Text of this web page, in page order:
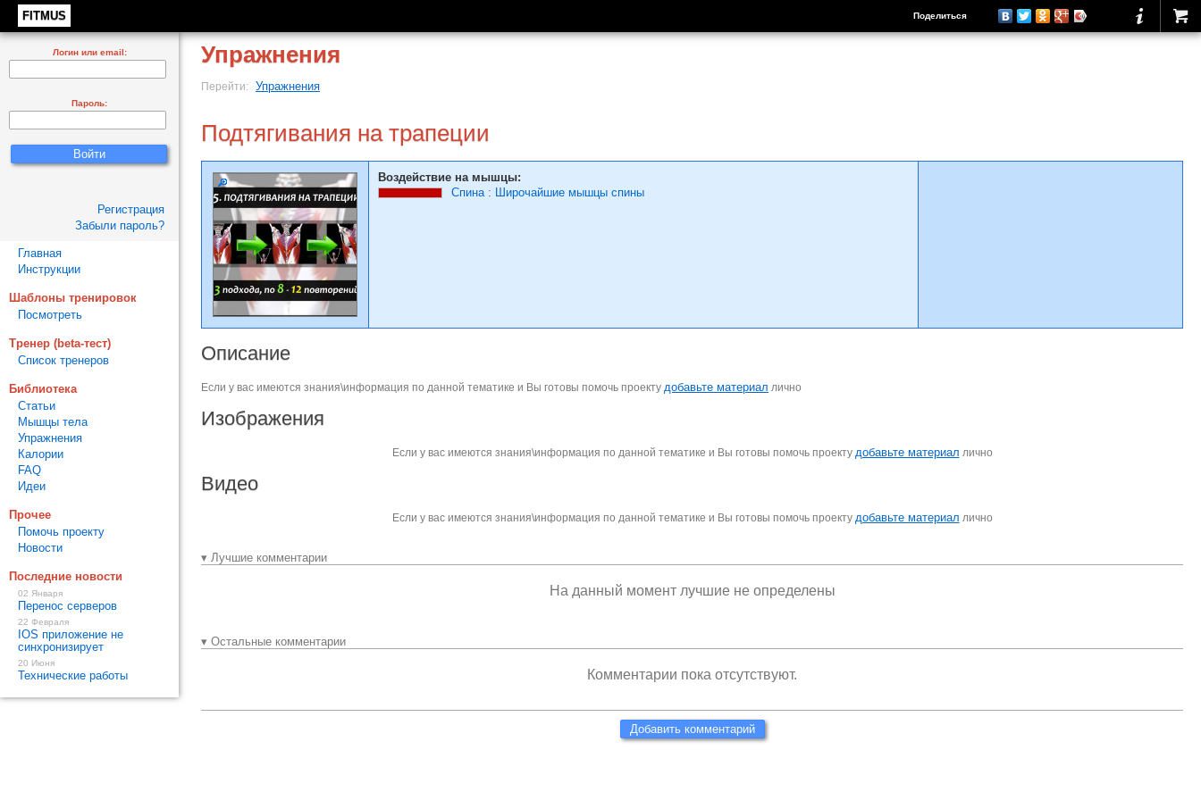
FITMUS Поделиться
Упражнения
Перейти: Упражнения
Подтягивания на трапеции
Воздействие на мышцы:
Спина: Широчайшие мышцы спины
Описание
Если у вас имеются знания\информация по данной тематике и Вы готовы помочь проекту добавьте материал лично
Изображения
Если у вас имеются знания\информация по данной тематике и Вы готовы помочь проекту добавьте материал лично
Видео
Если у вас имеются знания\информация по данной тематике и Вы готовы помочь проекту добавьте материал лично
▾ Лучшие комментарии
На данный момент лучшие не определены
▾ Остальные комментарии
Комментарии пока отсутствуют.
Добавить комментарий
Логин или email:
Пароль:
Регистрация
Забыли пароль?
Главная
Инструкции
Шаблоны тренировок
Посмотреть
Тренер (beta-тест)
Список тренеров
Библиотека
Статьи
Мышцы тела
Упражнения
Калории
FAQ
Идеи
Прочее
Помочь проекту
Новости
Последние новости
02 Января
Перенос серверов
22 Февраля
IOS приложение не
синхронизирует
20 Июня
Технические работы